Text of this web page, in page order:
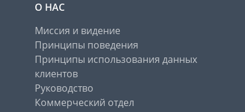
О НАС
Миссия и видение
Принципы поведения
Принципы использования данных
клиентов
Руководство
Коммерческий отдел